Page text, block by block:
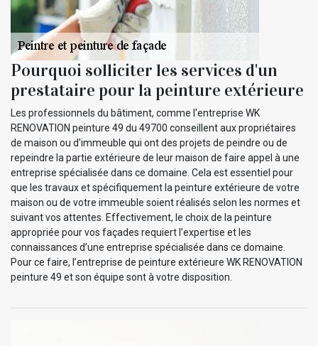
Pourquoi solliciter les services d'un
prestataire pour la peinture extérieure
Les professionnels du bâtiment, comme l'entreprise WK
RENOVATION peinture 49 du 49700 conseillent aux propriétaires
de maison ou d'immeuble qui ont des projets de peindre ou de
repeindre la partie extérieure de leur maison de faire appel à une
entreprise spécialisée dans ce domaine. Cela est essentiel pour
que les travaux et spécifiquement la peinture extérieure de votre
maison ou de votre immeuble soient réalisés selon les normes et
suivant vos attentes. Effectivement, le choix de la peinture
appropriée pour vos façades requiert l’expertise et les
connaissances d’une entreprise spécialisée dans ce domaine.
Pour ce faire, l’entreprise de peinture extérieure WK RENOVATION
peinture 49 et son équipe sont à votre disposition.